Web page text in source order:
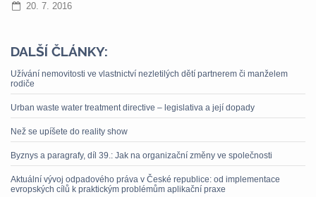
20. 7. 2016
DALŠÍ ČLÁNKY:
Užívání nemovitosti ve vlastnictví nezletilých dětí partnerem či manželem
rodiče
Urban waste water treatment directive – legislativa a její dopady
Než se upíšete do reality show
Byznys a paragrafy, díl 39.: Jak na organizační změny ve společnosti
Aktuální vývoj odpadového práva v České republice: od implementace
evropských cílů k praktickým problémům aplikační praxe